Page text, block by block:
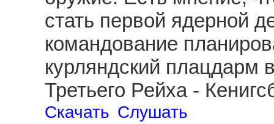
стать первой ядерной
командование
курляндский плацдарм
Третьего Рейха -
Скачать Слушать